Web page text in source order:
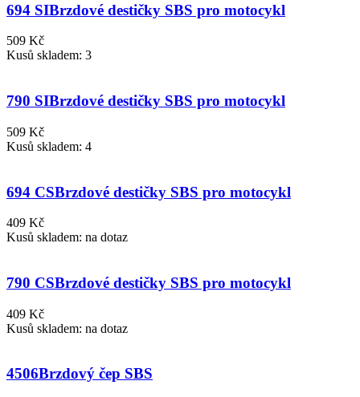
694 SIBrzdové destičky SBS pro motocykl
509 Kč
Kusů skladem: 3
790 SIBrzdové destičky SBS pro motocykl
509 Kč
Kusů skladem: 4
694 CSBrzdové destičky SBS pro motocykl
409 Kč
Kusů skladem: na dotaz
790 CSBrzdové destičky SBS pro motocykl
409 Kč
Kusů skladem: na dotaz
4506Brzdový čep SBS